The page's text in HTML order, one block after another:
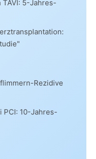
TAVI: 5-Jahres-
Rezidive
PCI: 10-Jahres-